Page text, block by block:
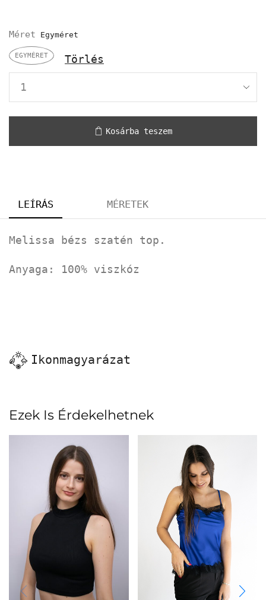
Méret
EGYMÉRET Törlés
Kosárba teszem
LEÍRÁS MÉRETEK
Melissa bézs szatén top.
Anyaga: 100% viszkóz
Ikonmagyarázat
Ezek Is Érdekelhetnek